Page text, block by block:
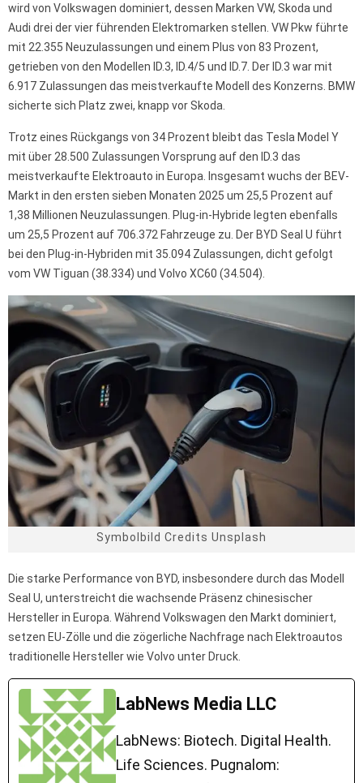
wird von Volkswagen dominiert, dessen Marken VW, Skoda und
Audi drei der vier führenden Elektromarken stellen. VW Pkw führte
mit 22.355 Neuzulassungen und einem Plus von 83 Prozent,
getrieben von den Modellen ID.3, ID.4/5 und ID.7. Der ID.3 war mit
6.917 Zulassungen das meistverkaufte Modell des Konzerns. BMW
sicherte sich Platz zwei, knapp vor Skoda.
Trotz eines Rückgangs von 34 Prozent bleibt das Tesla Model Y
mit über 28.500 Zulassungen Vorsprung auf den ID.3 das
meistverkaufte Elektroauto in Europa. Insgesamt wuchs der BEV-
Markt in den ersten sieben Monaten 2025 um 25,5 Prozent auf
1,38 Millionen Neuzulassungen. Plug-in-Hybride legten ebenfalls
um 25,5 Prozent auf 706.372 Fahrzeuge zu. Der BYD Seal U führt
bei den Plug-in-Hybriden mit 35.094 Zulassungen, dicht gefolgt
vom VW Tiguan (38.334) und Volvo XC60 (34.504).
Symbolbild Credits Unsplash
Die starke Performance von BYD, insbesondere durch das Modell
Seal U, unterstreicht die wachsende Präsenz chinesischer
Hersteller in Europa. Während Volkswagen den Markt dominiert,
setzen EU-Zölle und die zögerliche Nachfrage nach Elektroautos
traditionelle Hersteller wie Volvo unter Druck.
LabNews Media LLC
LabNews: Biotech. Digital Health.
Life Sciences. Pugnalom: